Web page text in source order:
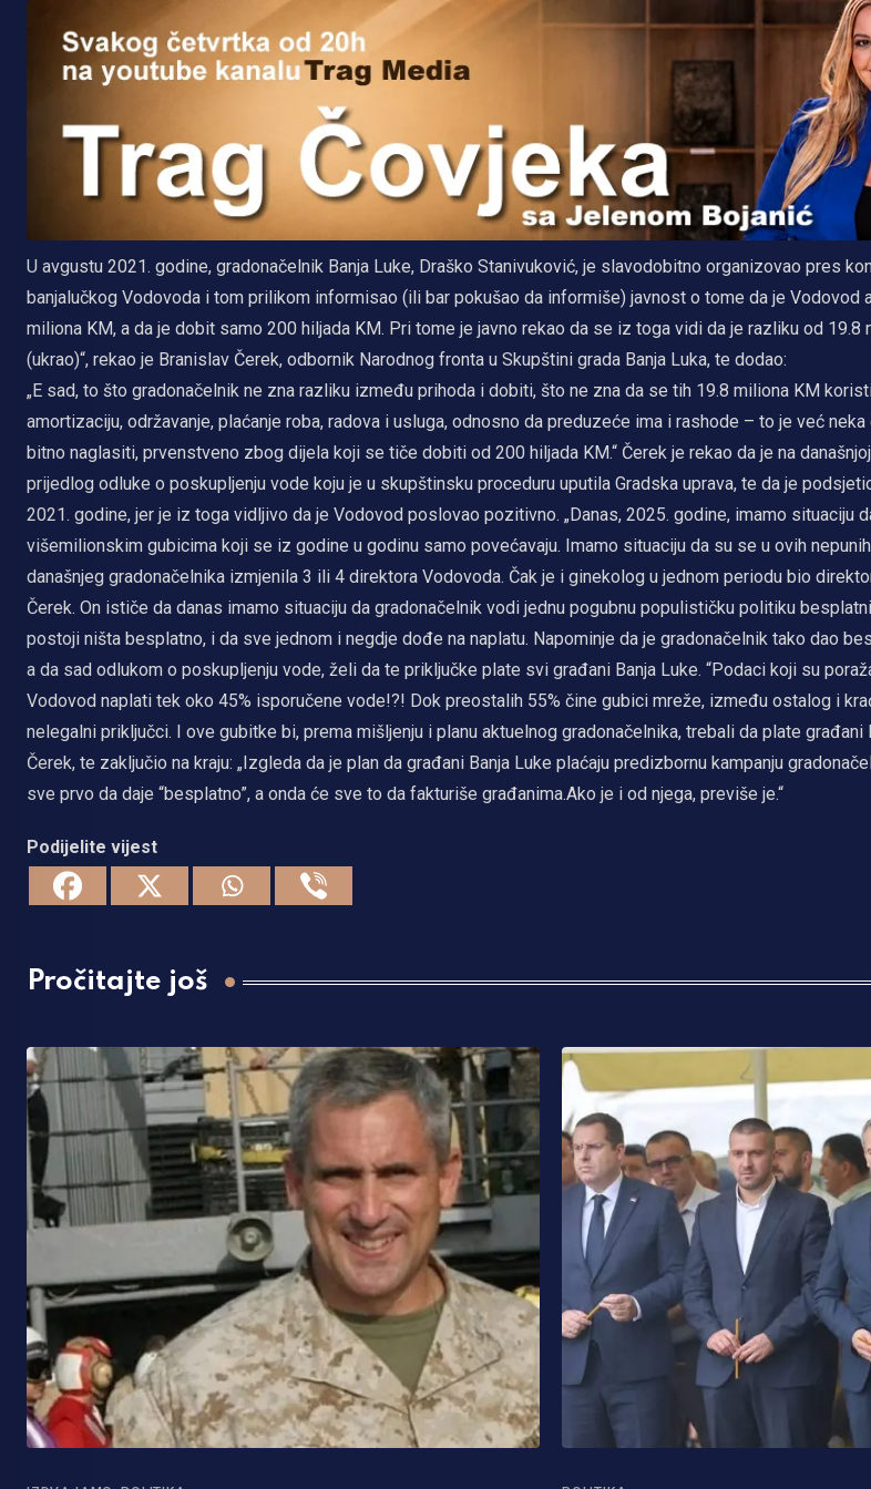
U avgustu 2021. godine, gradonačelnik Banja Luke, Draško Stanivuković, je slavodobitno organizovao pres
banjalučkog Vodovoda i tom prilikom informisao (ili bar pokušao da informiše) javnost o tome da je Vodovod
miliona KM, a da je dobit samo 200 hiljada KM. Pri tome je javno rekao da se iz toga vidi da je razliku od 19.8
(ukrao)“, rekao je Branislav Čerek, odbornik Narodnog fronta u Skupštini grada Banja Luka, te dodao:
„E sad, to što gradonačelnik ne zna razliku između prihoda i dobiti, što ne zna da se tih 19.8 miliona KM
amortizaciju, održavanje, plaćanje roba, radova i usluga, odnosno da preduzeće ima i rashode – to je već
bitno naglasiti, prvenstveno zbog dijela koji se tiče dobiti od 200 hiljada KM.“ Čerek je rekao da je na
prijedlog odluke o poskupljenju vode koju je u skupštinsku proceduru uputila Gradska uprava, te da je
2021. godine, jer je iz toga vidljivo da je Vodovod poslovao pozitivno. „Danas, 2025. godine, imamo situaciju
višemilionskim gubicima koji se iz godine u godinu samo povećavaju. Imamo situaciju da su se u ovih
današnjeg gradonačelnika izmjenila 3 ili 4 direktora Vodovoda. Čak je i ginekolog u jednom periodu bio
Čerek. On ističe da danas imamo situaciju da gradonačelnik vodi jednu pogubnu populističku politiku
postoji ništa besplatno, i da sve jednom i negdje dođe na naplatu. Napominje da je gradonačelnik tako dao
a da sad odlukom o poskupljenju vode, želi da te priključke plate svi građani Banja Luke. “Podaci koji su
Vodovod naplati tek oko 45% isporučene vode!?! Dok preostalih 55% čine gubici mreže, između ostalog i
nelegalni priključci. I ove gubitke bi, prema mišljenju i planu aktuelnog gradonačelnika, trebali da plate građani
Čerek, te zaključio na kraju: „Izgleda da je plan da građani Banja Luke plaćaju predizbornu kampanju
sve prvo da daje “besplatno”, a onda će sve to da fakturiše građanima.Ako je i od njega, previše je.“
Podijelite vijest
Pročitajte još